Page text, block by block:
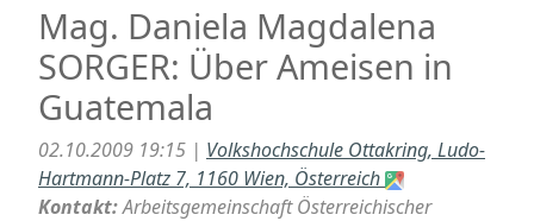
Mag. Daniela Magdalena
SORGER: Über Ameisen in
Guatemala
02.10.2009 19:15 | Volkshochschule Ottakring, Ludo-
Hartmann-Platz 7, 1160 Wien, Österreich
Kontakt:Arbeitsgemeinschaft Österreichischer